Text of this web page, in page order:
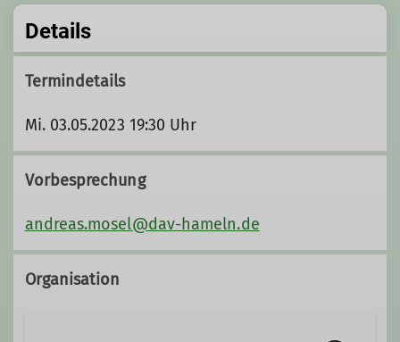
Details
Termindetails
Mi. 03.05.2023 19:30 Uhr
Vorbesprechung
andreas.mosel@dav-hameln.de
Organisation